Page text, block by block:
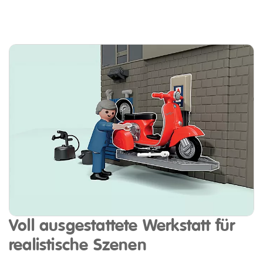
Voll ausgestattete Werkstatt für
realistische Szenen